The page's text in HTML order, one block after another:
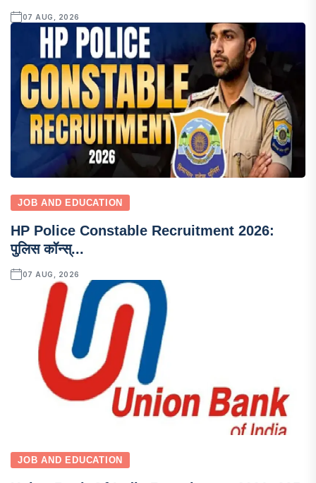
07 AUG, 2026
JOB AND EDUCATION
HP Police Constable Recruitment 2026:
पुलिस कॉन्स्...
07 AUG, 2026
JOB AND EDUCATION